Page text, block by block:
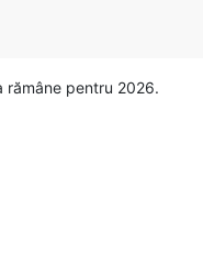
rămâne pentru 2026.